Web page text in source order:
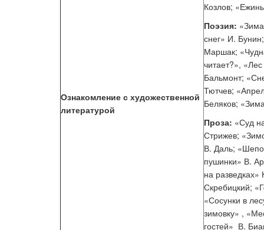
Ознакомление с художественной
литературой
Козлов;
Поэзия:
снег» И.
Маршак;
читает?»,
Бальмонт;
Тютчев;
Беляков;
Проза: «Суд
Стрижев;
В. Даль;
пушинки» В.
на
Скребицкий;
«Сосунки в
зимовку» ,
гостей» В.